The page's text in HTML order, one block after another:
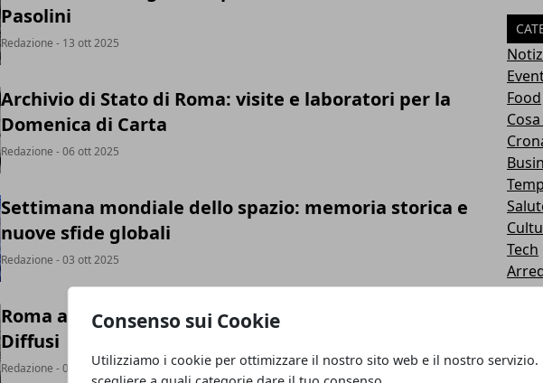
Consenso sui Cookie
Utilizziamo i cookie per ottimizzare il nostro sito web e il nostro servizio.
Pasolini
Redazione - 13 ott 2025
Archivio di Stato di Roma: visite e laboratori per la
Domenica di Carta
Redazione - 06 ott 2025
Settimana mondiale dello spazio: memoria storica e
nuove sfide globali
Redazione - 03 ott 2025
Roma apre le porte ai suoi tesori nascosti con Musei
Diffusi
Redazione - 03 ott 2025
Food
Tech
Cibo
Italia